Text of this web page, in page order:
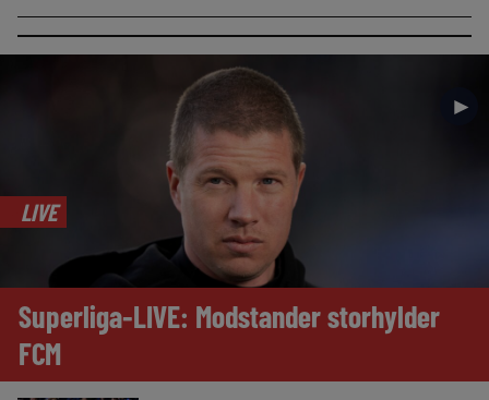
►
LIVE
Superliga-LIVE: Modstander storhylder
FCM